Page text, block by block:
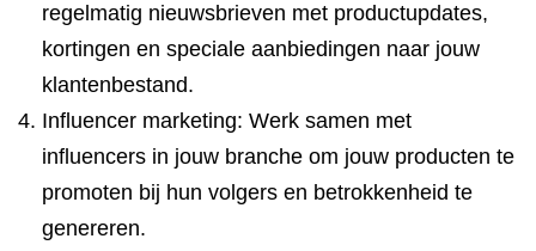
regelmatig nieuwsbrieven met productupdates,
kortingen en speciale aanbiedingen naar jouw
klantenbestand.
Influencer marketing: Werk samen met
influencers in jouw branche om jouw producten te
promoten bij hun volgers en betrokkenheid te
genereren.